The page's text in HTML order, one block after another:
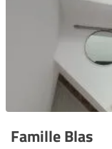
Famille Blas